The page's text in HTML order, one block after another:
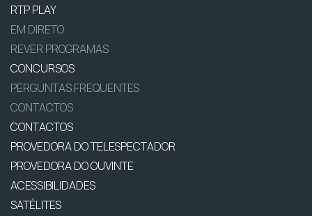
RTP PLAY
EM DIRETO
REVER PROGRAMAS
CONCURSOS
PERGUNTAS FREQUENTES
CONTACTOS
CONTACTOS
PROVEDORA DO TELESPECTADOR
PROVEDORA DO OUVINTE
ACESSIBILIDADES
SATÉLITES